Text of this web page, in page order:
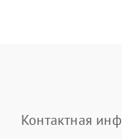
Контактная